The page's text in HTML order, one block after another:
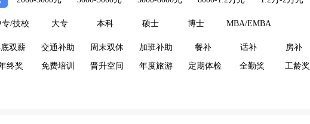
专/技校 大专 本科 硕士 博士 MBA/EMBA
双薪 交通补助 周末双休 加班补助 餐补 话补 房补
终奖 免费培训 晋升空间 年度旅游 定期体检 全勤奖 工龄奖